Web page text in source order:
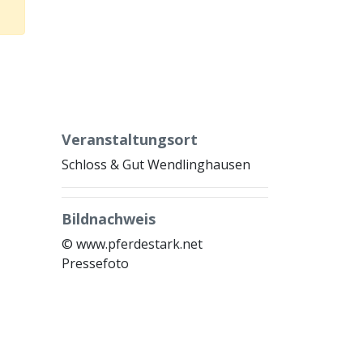
Veranstaltungsort
Schloss & Gut Wendlinghausen
Bildnachweis
© www.pferdestark.net
Pressefoto